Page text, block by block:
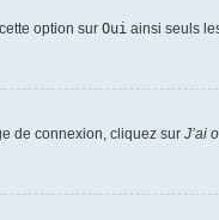
option sur Oui ainsi seuls
de connexion, cliquez sur J’ai